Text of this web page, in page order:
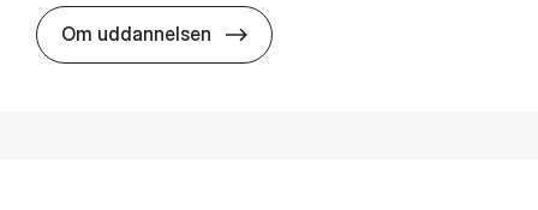
Om uddannelsen BSc in In­ter­na­tion­al Busi­ness